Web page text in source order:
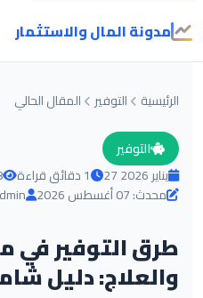
مدونة المال والاستثمار
الرئيسية التوفير المقال الحالي
التوفير
27 يناير 2026
1 دقائق قراءة
محدث: 07 أغسطس 2026
طرق التوفير في
والعلاج: دليل